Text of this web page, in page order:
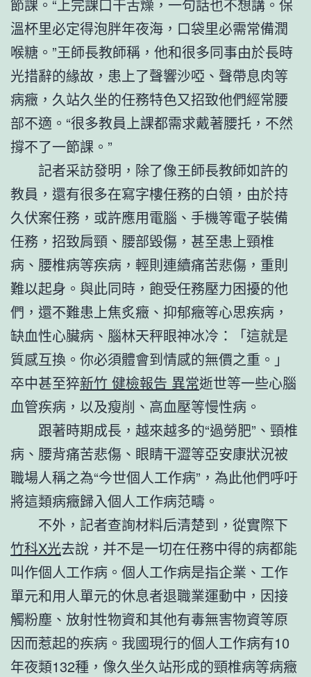
節課。“上完課口干舌燥，一句話也不想講。保
溫杯里必定得泡胖年夜海，口袋里必需常備潤
喉糖。”王師長教師稱，他和很多同事由於長時
光措辭的緣故，患上了聲響沙啞、聲帶息肉等
病癥，久站久坐的任務特色又招致他們經常腰
部不適。“很多教員上課都需求戴著腰托，不然
撐不了一節課。”
記者采訪發明，除了像王師長教師如許的
教員，還有很多在寫字樓任務的白領，由於持
久伏案任務，或許應用電腦、手機等電子裝備
任務，招致肩頸、腰部毀傷，甚至患上頸椎
病、腰椎病等疾病，輕則連續痛苦悲傷，重則
難以起身。與此同時，飽受任務壓力困擾的他
們，還不難患上焦炙癥、抑郁癥等心思疾病，
缺血性心臟病、腦林天秤眼神冰冷：「這就是
質感互換。你必須體會到情感的無價之重。」
卒中甚至猝新竹 健檢報告 異常逝世等一些心腦
血管疾病，以及瘦削、高血壓等慢性病。
跟著時期成長，越來越多的“過勞肥”、頸椎
病、腰背痛苦悲傷、眼睛干澀等亞安康狀況被
職場人稱之為“今世個人工作病”，為此他們呼吁
將這類病癥歸入個人工作病范疇。
不外，記者查詢材料后清楚到，從實際下
竹科X光去說，并不是一切在任務中得的病都能
叫作個人工作病。個人工作病是指企業、工作
單元和用人單元的休息者退職業運動中，因接
觸粉塵、放射性物資和其他有毒無害物資等原
因而惹起的疾病。我國現行的個人工作病有10
年夜類132種，像久坐久站形成的頸椎病等病癥